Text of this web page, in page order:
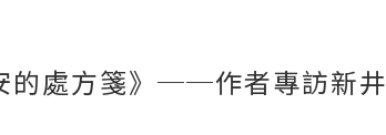
的處方箋》──作者專訪新井